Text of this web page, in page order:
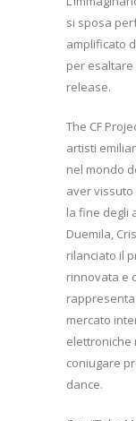
si sposa
amplificato
per
release.
The CF
artisti
nel mondo
aver
la fine degli
Duemila,
rilanciato il
rinnovata e
mercato
elettroniche
coniugare
dance.